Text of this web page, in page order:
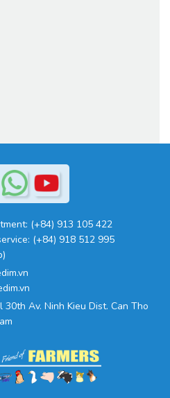
(+84) 913 105 422
(+84) 918 512 995
30th Av. Ninh Kieu Dist. Can Tho